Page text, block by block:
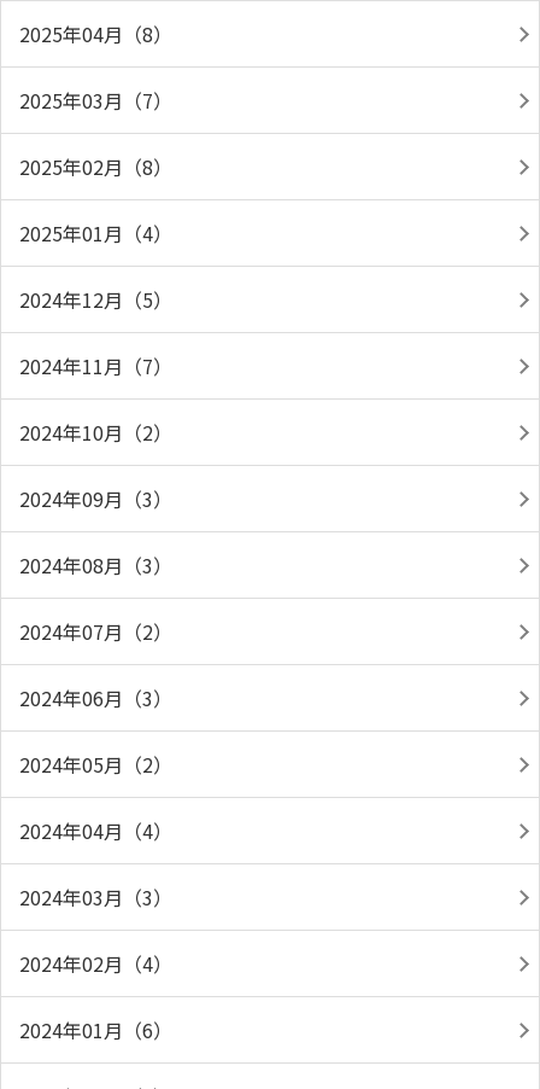
2025年04月（8）
2025年03月（7）
2025年02月（8）
2025年01月（4）
2024年12月（5）
2024年11月（7）
2024年10月（2）
2024年09月（3）
2024年08月（3）
2024年07月（2）
2024年06月（3）
2024年05月（2）
2024年04月（4）
2024年03月（3）
2024年02月（4）
2024年01月（6）